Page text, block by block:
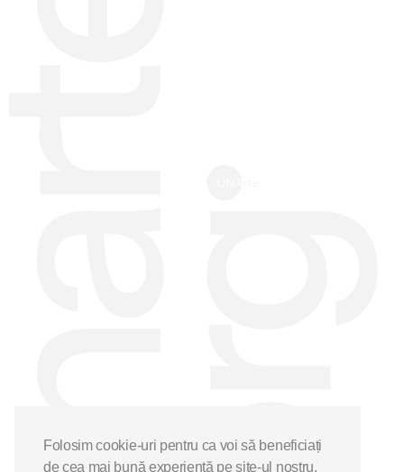
Folosim cookie-uri pentru ca voi să beneficiați
de cea mai bună experiență pe site-ul nostru.